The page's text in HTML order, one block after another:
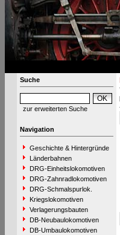
Suche
zur erweiterten Suche
Navigation
Geschichte & Hintergründe
Länderbahnen
DRG-Einheitslokomotiven
DRG-Zahnradlokomotiven
DRG-Schmalspurlok.
Kriegslokomotiven
Verlagerungsbauten
DB-Neubaulokomotiven
DB-Umbaulokomotiven